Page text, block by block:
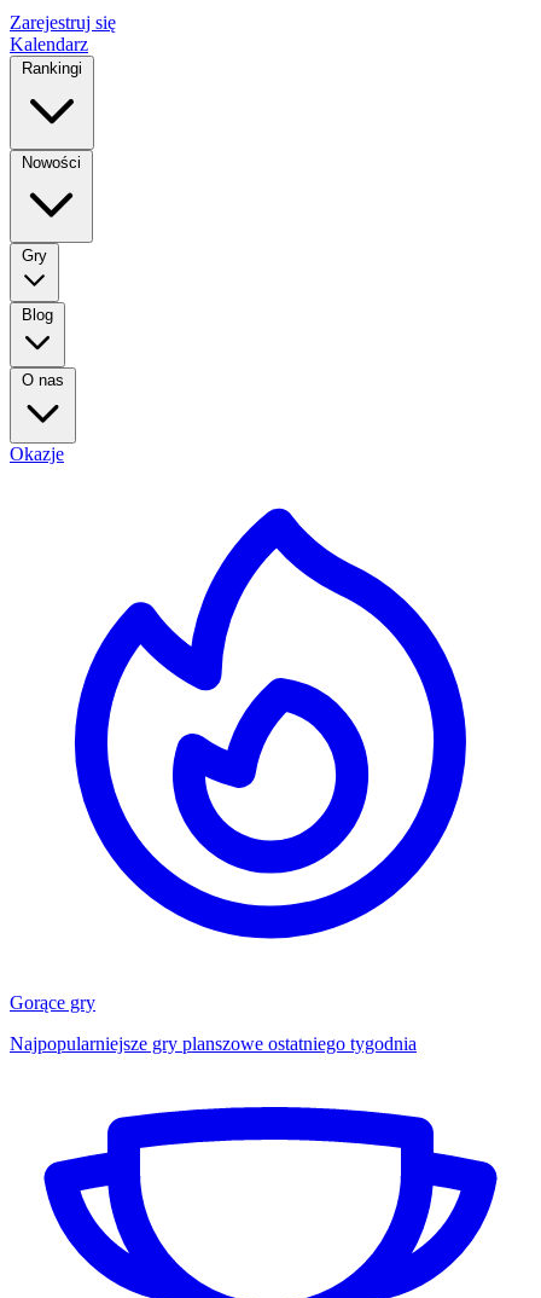
Zarejestruj się
Kalendarz
Rankingi
Nowości
Gry
Blog
O nas
Okazje
Gorące gry
Najpopularniejsze gry planszowe ostatniego tygodnia